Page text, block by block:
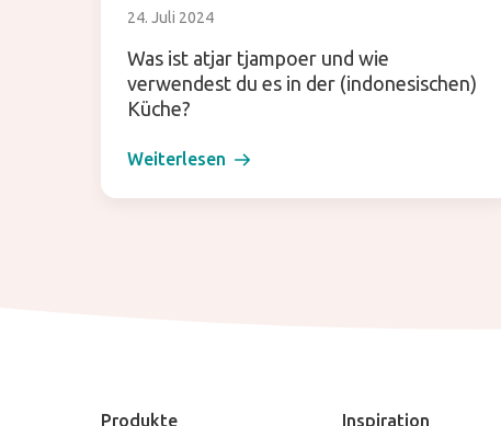
24. Juli 2024
Was ist atjar tjampoer und wie
verwendest du es in der (indonesischen)
Küche?
Weiterlesen
Produkte Inspiration